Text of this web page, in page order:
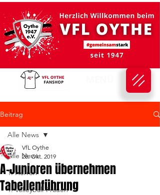
Beitrag
Alle News
1. Herren
1. Volleyball-Frauen
Alle News
A-Junioren übernehmen
Tabellenführung
VfL Oythe
28. Okt. 2019